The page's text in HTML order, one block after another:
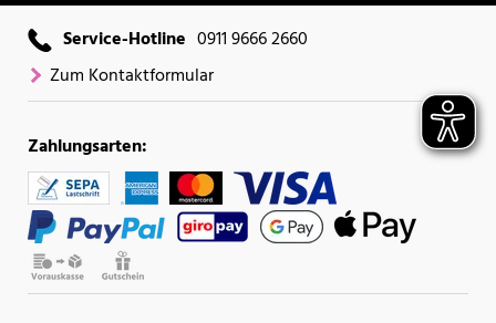
Service-Hotline 0911 9666 2660
Zum Kontaktformular
Zahlungsarten: